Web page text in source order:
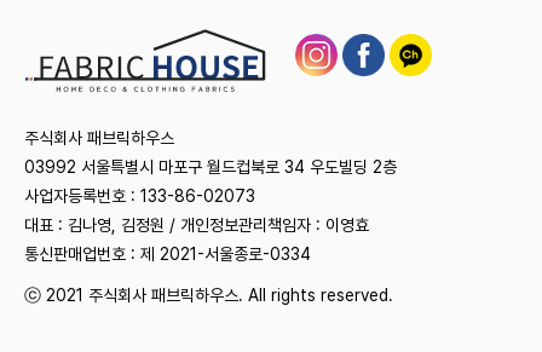
주식회사 패브릭하우스
03992 서울특별시 마포구 월드컵북로 34 우도빌딩 2층
사업자등록번호 : 133-86-02073
대표 : 김나영, 김정원 / 개인정보관리책임자 : 이영효
통신판매업번호 : 제 2021-서울종로-0334
ⓒ 2021 주식회사 패브릭하우스. All rights reserved.